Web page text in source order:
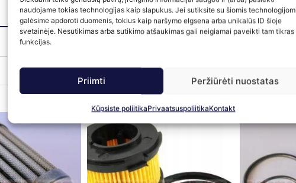
naudojame tokias technologijas kaip slapukus. Jei sutiksite su šiomis
galėsime apdoroti duomenis, tokius kaip naršymo elgsena arba unikalūs ID šioje
svetainėje. Nesutikimas arba sutikimo atšaukimas gali neigiamai paveikti tam tikras
funkcijas.
Priimti Peržiūrėti nuostatas
Küpsiste poliitikaPrivaatsuspoliitikaKontakt